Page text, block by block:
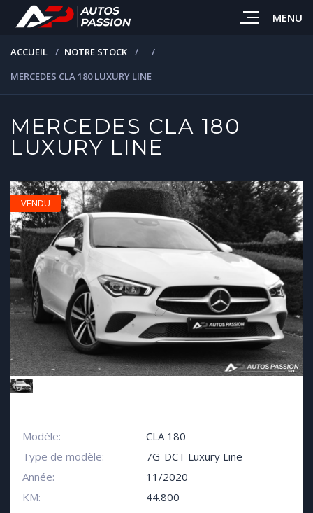
MENU
ACCUEIL
NOTRE STOCK
MERCEDES CLA 180 LUXURY LINE
MERCEDES CLA 180
LUXURY LINE
Modèle:
CLA 180
Type de modèle:
7G-DCT Luxury Line
Année:
11/2020
KM:
44.800
VENDU